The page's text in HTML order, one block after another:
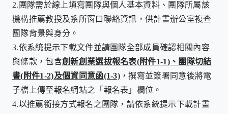
2. 團隊需於線上填寫團隊與個人基本資料、團隊所屬該
機構推薦教授及系所窗口聯絡資訊，供計畫辦公室複查
團隊背景與身分。
3.依系統提示下載文件並請團隊全部成員確認相關內容
與條款，包含創新創業選拔報名表(附件1-1) 、團隊切結
書( 附件1-2)及個資同意函(1-3) ，撰寫並簽署同意後將電
子檔上傳至報名網站之「報名表」欄位。
4.以推薦銜接方式報名之團隊，請依系統提示下載計畫